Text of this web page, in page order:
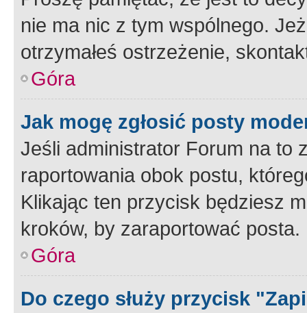
nie ma nic z tym wspólnego.
otrzymałeś ostrzeżenie,
Góra
Jak mogę zgłosić posty
Jeśli administrator Forum na to
raportowania obok postu,
Klikając ten przycisk będziesz
kroków, by zaraportować posta.
Góra
Do czego służy przycisk